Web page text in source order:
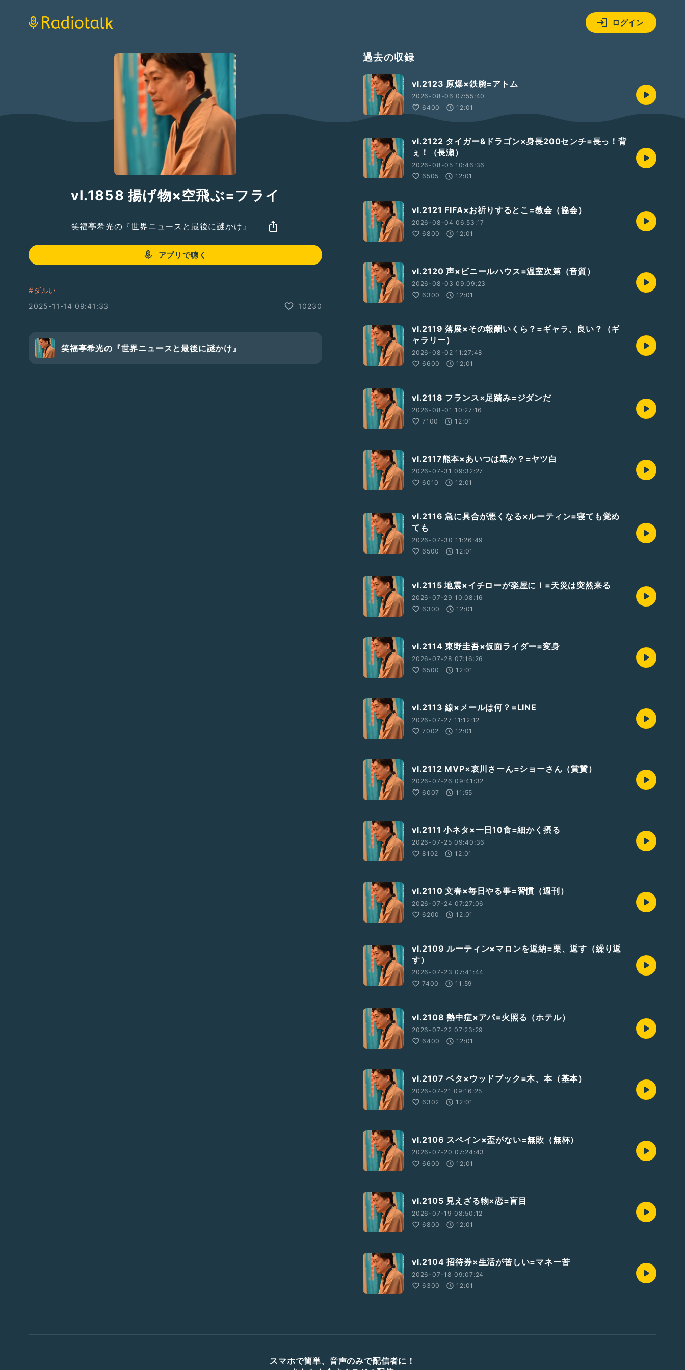
ログイン
vl.1858 揚げ物×空飛ぶ=フライ
笑福亭希光の『世界ニュースと最後に謎かけ』
アプリで聴く
#ダルい
2025-11-14 09:41:33
10230
笑福亭希光の『世界ニュースと最後に謎かけ』
過去の収録
vl.2123 原爆×鉄腕=アトム
2026-08-06 07:55:40
6400
12:01
vl.2122 タイガー&ドラゴン×身長200センチ=長っ！背
ぇ！（長瀬）
2026-08-05 10:46:36
6505
12:01
vl.2121 FIFA×お祈りするとこ=教会（協会）
2026-08-04 06:53:17
6800
12:01
vl.2120 声×ビニールハウス=温室次第（音質）
2026-08-03 09:09:23
6300
12:01
vl.2119 落展×その報酬いくら？=ギャラ、良い？（ギ
ャラリー）
2026-08-02 11:27:48
6600
12:01
vl.2118 フランス×足踏み=ジダンだ
2026-08-01 10:27:16
7100
12:01
vl.2117熊本×あいつは黒か？=ヤツ白
2026-07-31 09:32:27
6010
12:01
vl.2116 急に具合が悪くなる×ルーティン=寝ても覚め
ても
2026-07-30 11:26:49
6500
12:01
vl.2115 地震×イチローが楽屋に！=天災は突然来る
2026-07-29 10:08:16
6300
12:01
vl.2114 東野圭吾×仮面ライダー=変身
2026-07-28 07:16:26
6500
12:01
vl.2113 線×メールは何？=LINE
2026-07-27 11:12:12
7002
12:01
vl.2112 MVP×哀川さーん=ショーさん（賞賛）
2026-07-26 09:41:32
6007
11:55
vl.2111 小ネタ×一日10食=細かく摂る
2026-07-25 09:40:36
8102
12:01
vl.2110 文春×毎日やる事=習慣（週刊）
2026-07-24 07:27:06
6200
12:01
vl.2109 ルーティン×マロンを返納=栗、返す（繰り返
す）
2026-07-23 07:41:44
7400
11:59
vl.2108 熱中症×アパ=火照る（ホテル）
2026-07-22 07:23:29
6400
12:01
vl.2107 ベタ×ウッドブック=木、本（基本）
2026-07-21 09:16:25
6302
12:01
vl.2106 スペイン×盃がない=無敗（無杯）
2026-07-20 07:24:43
6600
12:01
vl.2105 見えざる物×恋=盲目
2026-07-19 08:50:12
6800
12:01
vl.2104 招待券×生活が苦しい=マネー苦
2026-07-18 09:07:24
6300
12:01
スマホで簡単、音声のみで配信者に！